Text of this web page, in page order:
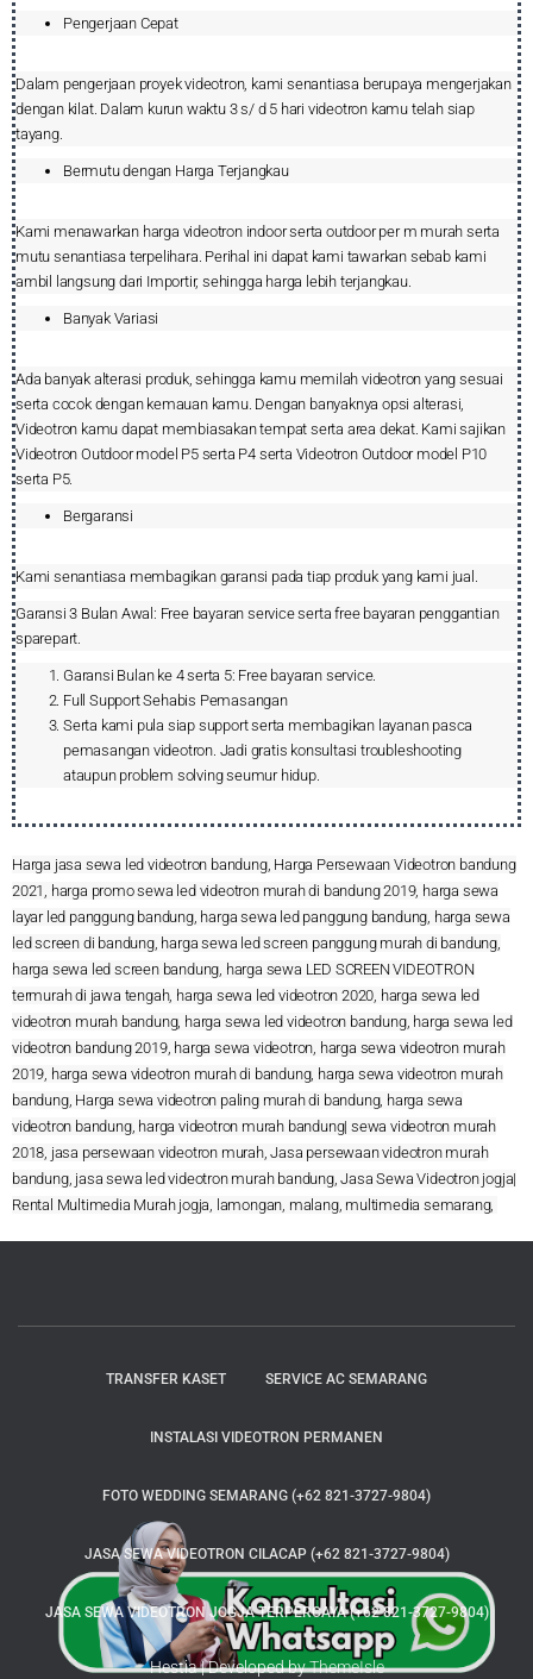
Pengerjaan Cepat
Dalam pengerjaan proyek videotron, kami senantiasa berupaya mengerjakan
dengan kilat. Dalam kurun waktu 3 s/ d 5 hari videotron kamu telah siap
tayang.
Bermutu dengan Harga Terjangkau
Kami menawarkan harga videotron indoor serta outdoor per m murah serta
mutu senantiasa terpelihara. Perihal ini dapat kami tawarkan sebab kami
ambil langsung dari Importir, sehingga harga lebih terjangkau.
Banyak Variasi
Ada banyak alterasi produk, sehingga kamu memilah videotron yang sesuai
serta cocok dengan kemauan kamu. Dengan banyaknya opsi alterasi,
Videotron kamu dapat membiasakan tempat serta area dekat. Kami sajikan
Videotron Outdoor model P5 serta P4 serta Videotron Outdoor model P10
serta P5.
Bergaransi
Kami senantiasa membagikan garansi pada tiap produk yang kami jual.
Garansi 3 Bulan Awal: Free bayaran service serta free bayaran penggantian
sparepart.
Garansi Bulan ke 4 serta 5: Free bayaran service.
Full Support Sehabis Pemasangan
Serta kami pula siap support serta membagikan layanan pasca
pemasangan videotron. Jadi gratis konsultasi troubleshooting
ataupun problem solving seumur hidup.
Harga jasa sewa led videotron bandung, Harga Persewaan Videotron bandung
2021, harga promo sewa led videotron murah di bandung 2019, harga sewa
layar led panggung bandung, harga sewa led panggung bandung, harga sewa
led screen di bandung, harga sewa led screen panggung murah di bandung,
harga sewa led screen bandung, harga sewa LED SCREEN VIDEOTRON
termurah di jawa tengah, harga sewa led videotron 2020, harga sewa led
videotron murah bandung, harga sewa led videotron bandung, harga sewa led
videotron bandung 2019, harga sewa videotron, harga sewa videotron murah
2019, harga sewa videotron murah di bandung, harga sewa videotron murah
bandung, Harga sewa videotron paling murah di bandung, harga sewa
videotron bandung, harga videotron murah bandung| sewa videotron murah
2018, jasa persewaan videotron murah, Jasa persewaan videotron murah
bandung, jasa sewa led videotron murah bandung, Jasa Sewa Videotron jogja|
Rental Multimedia Murah jogja, lamongan, malang, multimedia semarang,
TRANSFER KASET SERVICE AC SEMARANG
INSTALASI VIDEOTRON PERMANEN
FOTO WEDDING SEMARANG (+62 821-3727-9804)
JASA SEWA VIDEOTRON CILACAP (+62 821-3727-9804)
JASA SEWA VIDEOTRON JOGJA TERPERCAYA (+62 821-3727-9804)
Hestia | Developed byThemeIsle